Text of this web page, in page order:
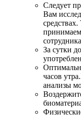
Следует
Вам
За сутки
часов
анализы